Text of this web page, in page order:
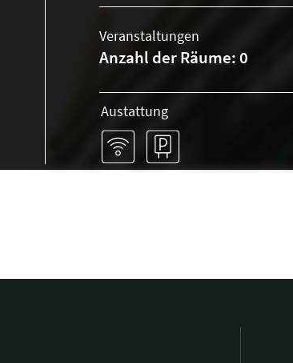
Veranstaltungen
Anzahl der Räume: 0
Austattung